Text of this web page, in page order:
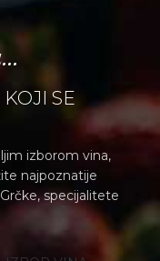
SE
izborom vina,
najpoznatije
specijalitete